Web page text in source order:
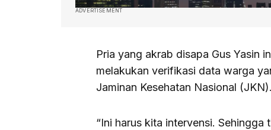
ADVERTISEMENT
Pria yang akrab disapa Gus Yasin
melakukan verifikasi data warga
Jaminan Kesehatan Nasional (JKN).
“Ini harus kita intervensi.